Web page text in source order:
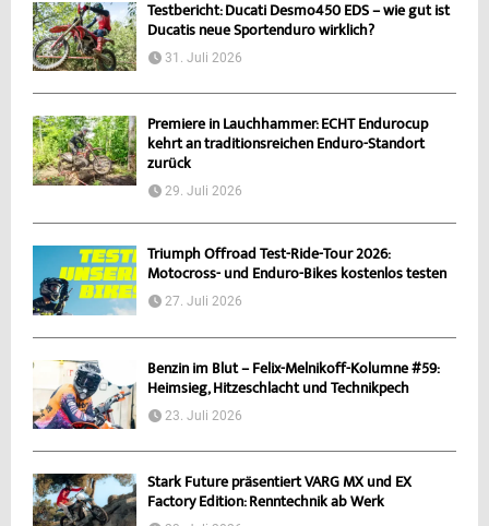
Testbericht: Ducati Desmo450 EDS – wie gut ist
Ducatis neue Sportenduro wirklich?
31. Juli 2026
Premiere in Lauchhammer: ECHT Endurocup
kehrt an traditionsreichen Enduro-Standort
zurück
29. Juli 2026
Triumph Offroad Test-Ride-Tour 2026:
Motocross- und Enduro-Bikes kostenlos testen
27. Juli 2026
Benzin im Blut – Felix-Melnikoff-Kolumne #59:
Heimsieg, Hitzeschlacht und Technikpech
23. Juli 2026
Stark Future präsentiert VARG MX und EX
Factory Edition: Renntechnik ab Werk